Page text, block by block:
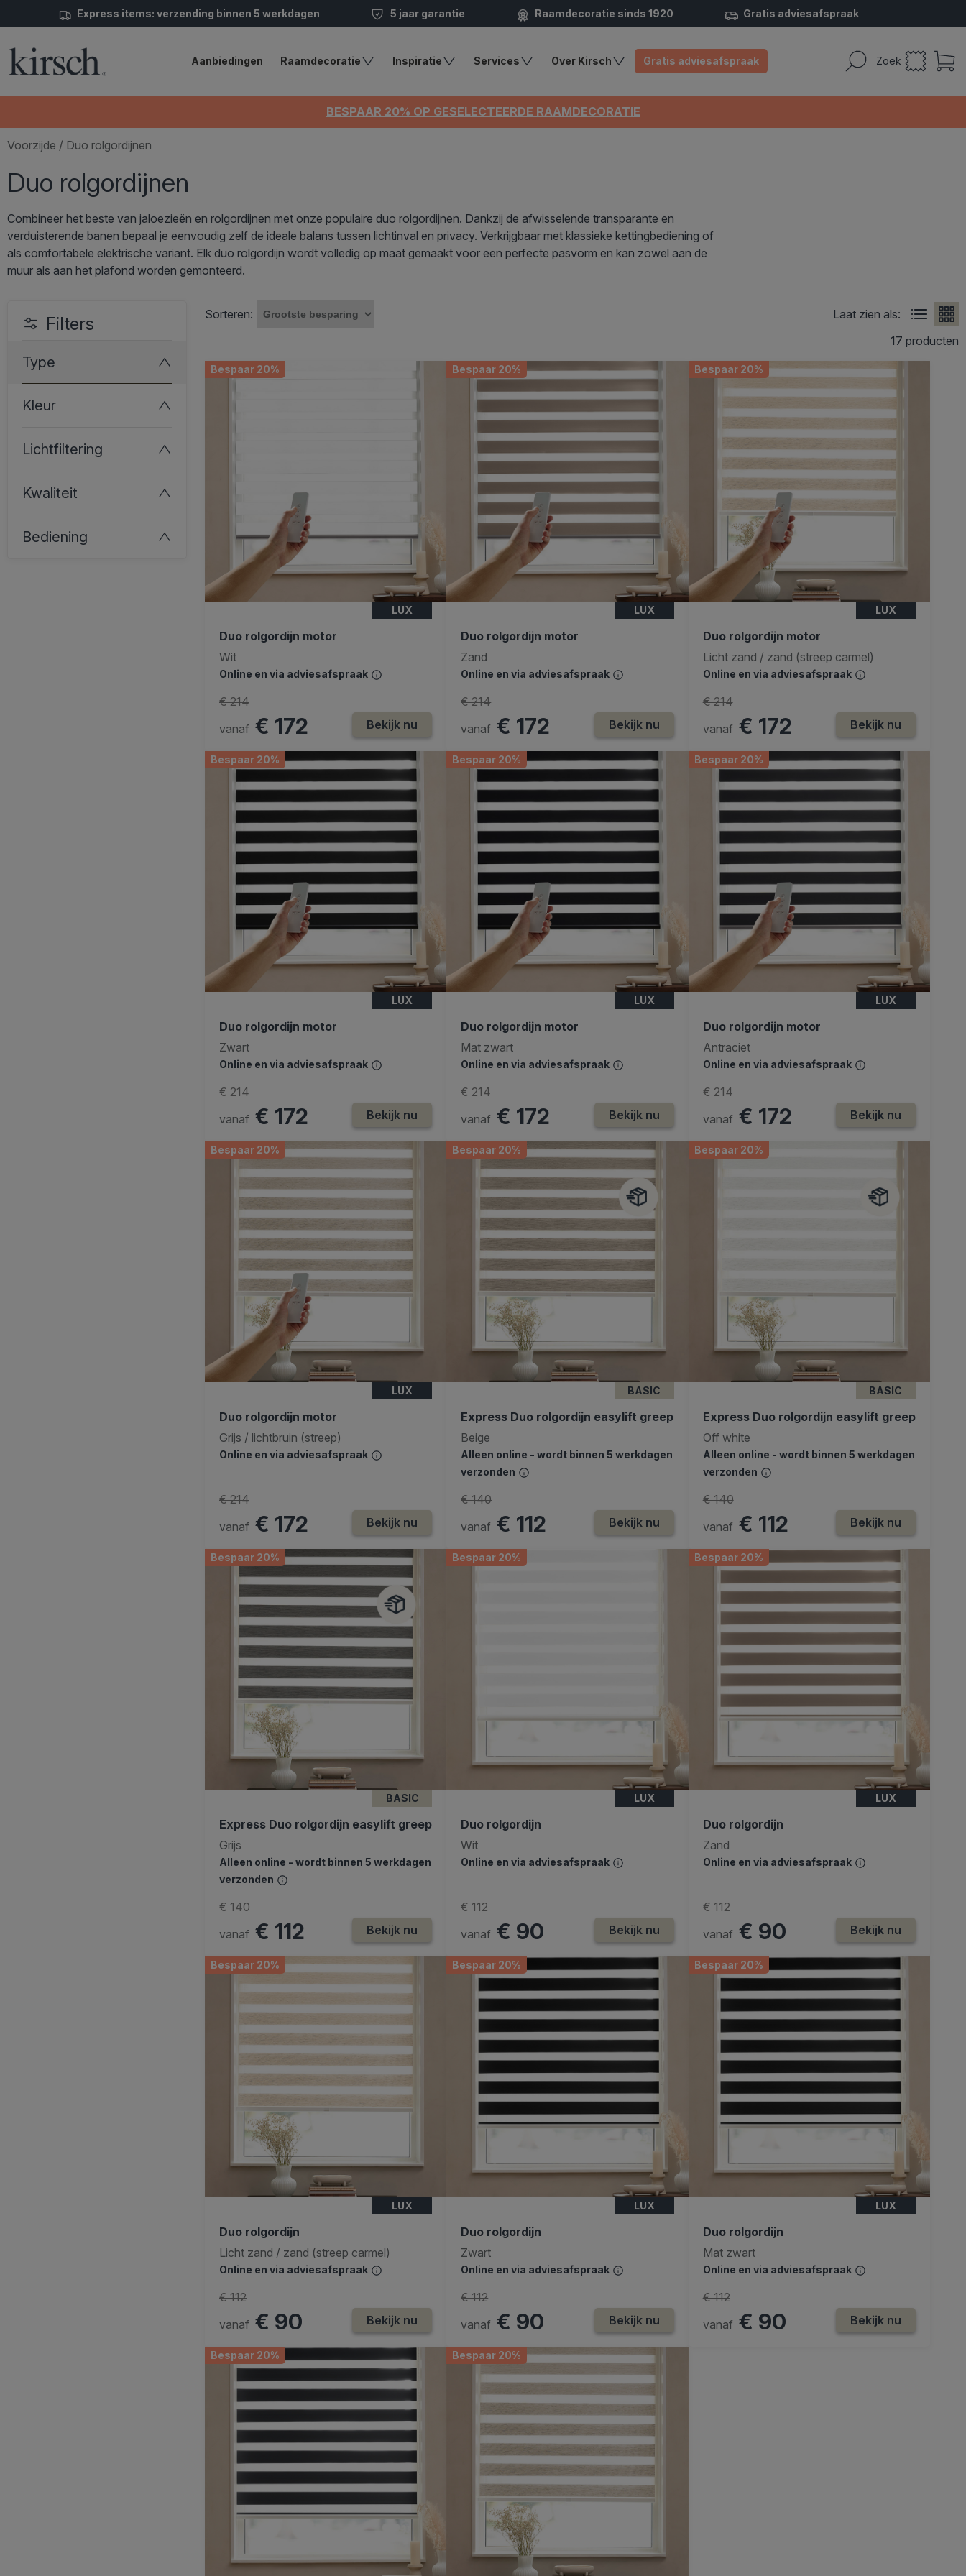
Express items: verzending binnen 5 werkdagen 5 jaar garantie Raamdecoratie sinds 1920 Gratis adviesafspraak
Zoek
Aanbiedingen Raamdecoratie Inspiratie Services Over Kirsch Gratis adviesafspraak
BESPAAR 20% OP GESELECTEERDE RAAMDECORATIE
Voorzijde / Duo rolgordijnen
Duo rolgordijnen
Combineer het beste van jaloezieën en rolgordijnen met onze populaire duo rolgordijnen. Dankzij de afwisselende transparante en
verduisterende banen bepaal je eenvoudig zelf de ideale balans tussen lichtinval en privacy. Verkrijgbaar met klassieke kettingbediening of
als comfortabele elektrische variant. Elk duo rolgordijn wordt volledig op maat gemaakt voor een perfecte pasvorm en kan zowel aan de
muur als aan het plafond worden gemonteerd.
Filters
Type
Kleur
Lichtfiltering
Kwaliteit
Bediening
Sorteren:
Laat zien als:
17 producten
Bespaar 20%
LUX
Duo rolgordijn motor
Wit
Online en via adviesafspraak
vanaf € 172
€ 214
Bekijk nu
Bespaar 20%
LUX
Duo rolgordijn motor
Zand
Online en via adviesafspraak
vanaf € 172
€ 214
Bekijk nu
Bespaar 20%
LUX
Duo rolgordijn motor
Licht zand / zand (streep carmel)
Online en via adviesafspraak
vanaf € 172
€ 214
Bekijk nu
Bespaar 20%
LUX
Duo rolgordijn motor
Zwart
Online en via adviesafspraak
vanaf € 172
€ 214
Bekijk nu
Bespaar 20%
LUX
Duo rolgordijn motor
Mat zwart
Online en via adviesafspraak
vanaf € 172
€ 214
Bekijk nu
Bespaar 20%
LUX
Duo rolgordijn motor
Antraciet
Online en via adviesafspraak
vanaf € 172
€ 214
Bekijk nu
Bespaar 20%
LUX
Duo rolgordijn motor
Grijs / lichtbruin (streep)
Online en via adviesafspraak
vanaf € 172
€ 214
Bekijk nu
Bespaar 20%
BASIC
Express Duo rolgordijn easylift greep
Beige
Alleen online - wordt binnen 5 werkdagen
verzonden
vanaf € 112
€ 140
Bekijk nu
Bespaar 20%
BASIC
Express Duo rolgordijn easylift greep
Off white
Alleen online - wordt binnen 5 werkdagen
verzonden
vanaf € 112
€ 140
Bekijk nu
Bespaar 20%
BASIC
Express Duo rolgordijn easylift greep
Grijs
Alleen online - wordt binnen 5 werkdagen
verzonden
vanaf € 112
€ 140
Bekijk nu
Bespaar 20%
LUX
Duo rolgordijn
Wit
Online en via adviesafspraak
vanaf € 90
€ 112
Bekijk nu
Bespaar 20%
LUX
Duo rolgordijn
Zand
Online en via adviesafspraak
vanaf € 90
€ 112
Bekijk nu
Bespaar 20%
LUX
Duo rolgordijn
Licht zand / zand (streep carmel)
Online en via adviesafspraak
vanaf € 90
€ 112
Bekijk nu
Bespaar 20%
LUX
Duo rolgordijn
Zwart
Online en via adviesafspraak
vanaf € 90
€ 112
Bekijk nu
Bespaar 20%
LUX
Duo rolgordijn
Mat zwart
Online en via adviesafspraak
vanaf € 90
€ 112
Bekijk nu
Bespaar 20% Bespaar 20%